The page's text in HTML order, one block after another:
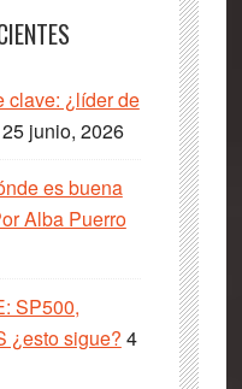
clave: ¿líder de
25 junio, 2026
es buena
Alba Puerro
SP500,
¿esto sigue? 4